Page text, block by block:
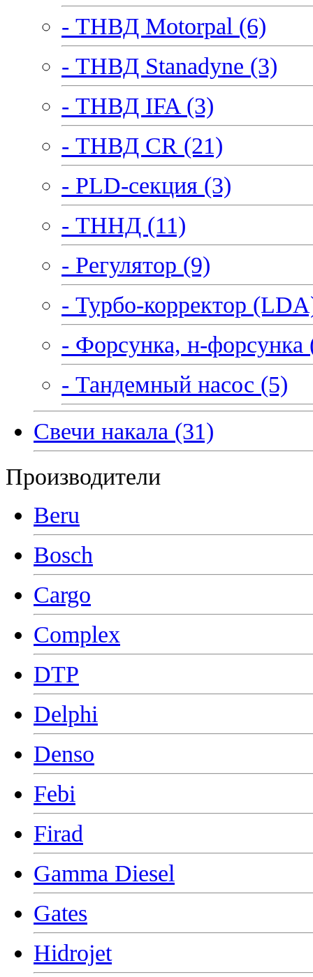
- ТНВД Motorpal (6)
- ТНВД Stanadyne (3)
- ТНВД IFA (3)
- ТНВД CR (21)
- PLD-секция (3)
- ТННД (11)
- Регулятор (9)
- Турбо-корректор
- Форсунка, н-форсунка
- Тандемный насос (5)
Свечи накала (31)
Производители
Beru
Bosch
Cargo
Complex
DTP
Delphi
Denso
Febi
Firad
Gamma Diesel
Gates
Hidrojet